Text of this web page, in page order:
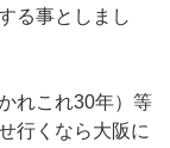
る事としまし
れこれ30年）等
行くなら大阪に